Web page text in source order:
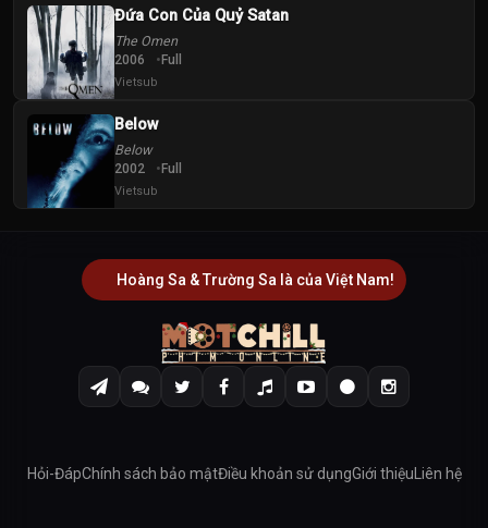
Đứa Con Của Quỷ Satan
The Omen
2006 Full
Vietsub
Below
Below
2002 Full
Vietsub
Hoàng Sa & Trường Sa là của Việt Nam!
Hỏi-ĐápChính sách bảo mậtĐiều khoản sử dụngGiới thiệu Liên hệ